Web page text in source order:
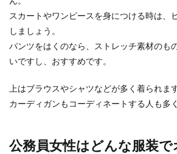
講習会の服装は夏
講習会に参加する場合、
われることがあります。
いい？対処方法に
スカートやワンピースを身につける時は、
しましょう。
パンツをはくのなら、ストレッチ素材のも
いですし、おすすめです。
上はブラウスやシャツなどが多く着られま
カーディガンもコーディネートする人も多
公務員女性はどんな服装